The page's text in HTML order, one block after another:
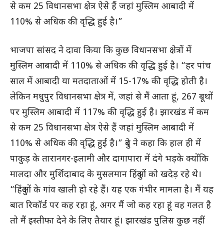
से कम 25 विधानसभा क्षेत्र ऐसे हैं जहां मुस्लिम आबादी में
110% से अधिक की वृद्धि हुई है।”
भाजपा सांसद ने दावा किया कि कुछ विधानसभा क्षेत्रों में
मुस्लिम आबादी में 110% से अधिक की वृद्धि हुई है। “हर पांच
साल में आबादी या मतदाताओं में 15-17% की वृद्धि होती है।
लेकिन मधुपुर विधानसभा क्षेत्र में, जहां से मैं आता हूं, 267 बूथों
पर मुस्लिम आबादी में 117% की वृद्धि हुई है। झारखंड में कम
से कम 25 विधानसभा क्षेत्र ऐसे हैं जहां मुस्लिम आबादी में
110% से अधिक की वृद्धि हुई है।” दुबे ने कहा कि हाल ही में
पाकुड़ के तारानगर-इलामी और दागापारा में दंगे भड़के क्योंकि
मालदा और मुर्शिदाबाद के मुसलमान हिंदुओं को खदेड़ रहे थे।
“हिंदुओं के गांव खाली हो रहे हैं। यह एक गंभीर मामला है। मैं यह
बात रिकॉर्ड पर कह रहा हूं, अगर मैं जो कह रहा हूं वह गलत है
तो मैं इस्तीफा देने के लिए तैयार हूं। झारखंड पुलिस कुछ नहीं